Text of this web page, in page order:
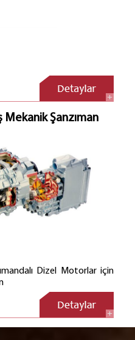
imkanı
Şanzıman
Dizel Motorlar için
ve vites değişiminin
yüksek şürüş ve hizmet
ölçüde entegrasyonu, ve